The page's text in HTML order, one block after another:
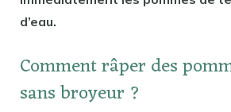
d’eau.
Comment râper des
sans broyeur ?